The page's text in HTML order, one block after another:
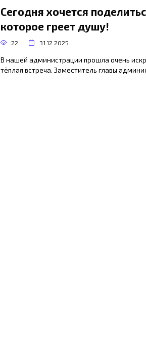
Сегодня хочется
которое греет душу!
22 31.12.2025
В нашей администрации прошла очень
тёплая встреча. Заместитель главы